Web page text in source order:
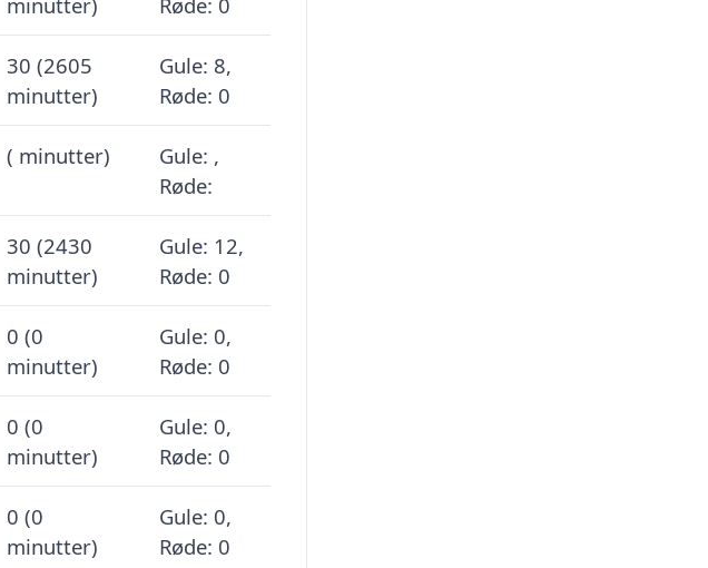
30 (2605
minutter)
Gule: 8,
Røde: 0
( minutter)
Gule: ,
Røde:
30 (2430
minutter)
Gule: 12,
Røde: 0
0 (0
minutter)
Gule: 0,
Røde: 0
0 (0
minutter)
Gule: 0,
Røde: 0
0 (0
minutter)
Gule: 0,
Røde: 0